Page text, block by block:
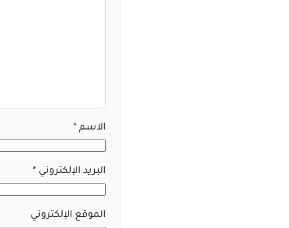
الاسم *
البريد الإلكتروني *
الموقع الإلكتروني